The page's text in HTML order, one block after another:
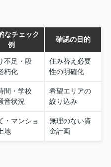
なチェック
例
確認の目的
不足・段
朽化
住み替え必要
性の明確化
間・学校
音状況
希望エリアの
絞り込み
・マンショ
地
無理のない資
金計画